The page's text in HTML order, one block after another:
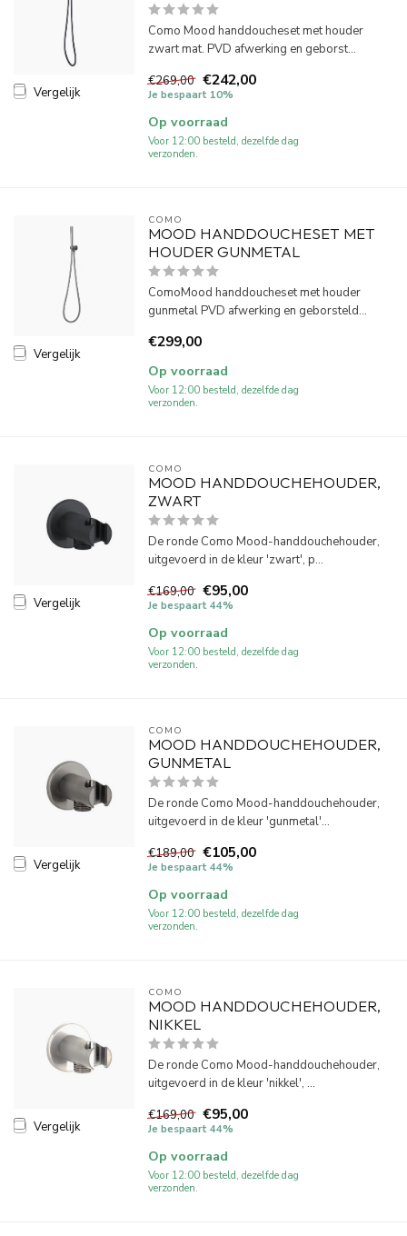
Vergelijk
Como Mood handdoucheset met houder
zwart mat. PVD afwerking en geborst...
€269,00 €242,00
Je bespaart 10%
Op voorraad
Voor 12:00 besteld, dezelfde dag
verzonden.
Vergelijk
COMO
MOOD HANDDOUCHESET MET
HOUDER GUNMETAL
ComoMood handdoucheset met houder
gunmetal PVD afwerking en geborsteld...
€299,00
Op voorraad
Voor 12:00 besteld, dezelfde dag
verzonden.
Vergelijk
COMO
MOOD HANDDOUCHEHOUDER,
ZWART
De ronde Como Mood-handdouchehouder,
uitgevoerd in de kleur 'zwart', p...
€169,00 €95,00
Je bespaart 44%
Op voorraad
Voor 12:00 besteld, dezelfde dag
verzonden.
Vergelijk
COMO
MOOD HANDDOUCHEHOUDER,
GUNMETAL
De ronde Como Mood-handdouchehouder,
uitgevoerd in de kleur 'gunmetal'...
€189,00 €105,00
Je bespaart 44%
Op voorraad
Voor 12:00 besteld, dezelfde dag
verzonden.
Vergelijk
COMO
MOOD HANDDOUCHEHOUDER,
NIKKEL
De ronde Como Mood-handdouchehouder,
uitgevoerd in de kleur 'nikkel', ...
€169,00 €95,00
Je bespaart 44%
Op voorraad
Voor 12:00 besteld, dezelfde dag
verzonden.